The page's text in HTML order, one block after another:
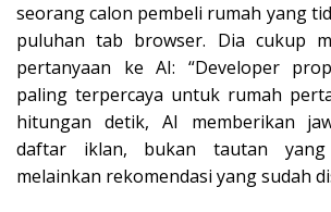
seorang calon pembeli rumah yang
puluhan tab browser. Dia cukup
pertanyaan ke AI: “Developer
paling terpercaya untuk rumah
hitungan detik, AI memberikan
daftar iklan, bukan tautan
melainkan rekomendasi yang sudah